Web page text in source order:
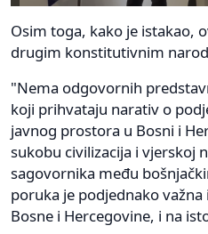
Osim toga, kako je istakao,
drugim konstitutivnim
"Nema odgovornih
koji prihvataju narativ o
javnog prostora u Bosni i
sukobu civilizacija i vjerskoj
sagovornika među
poruka je podjednako važna
Bosne i Hercegovine, i na